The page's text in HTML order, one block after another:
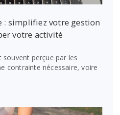
: simplifiez votre gestion
votre activité
perçue par les
contrainte nécessaire, voire